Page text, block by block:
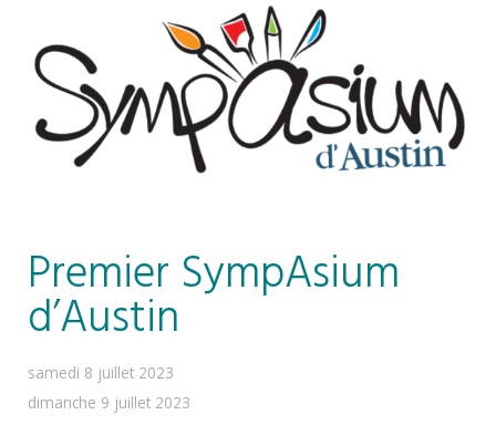
Premier SympAsium
d’Austin
samedi 8 juillet 2023
dimanche 9 juillet 2023